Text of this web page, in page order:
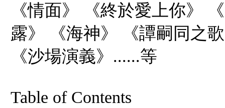
《情面》 《終於愛上你》
露》 《海神》 《譚嗣同之
《沙場演義》......等
Table of Contents